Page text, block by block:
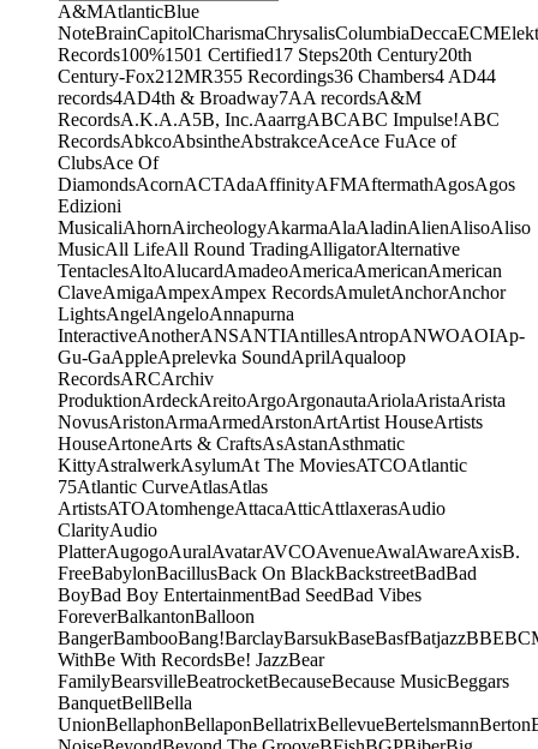
A&MAtlanticBlue
NoteBrainCapitolCharismaChrysalisColumbiaDeccaECM
Records100%1501 Certified17 Steps20th Century20th
Century-Fox21 2MR355 Recordings36 Chambers4 AD44
records4AD4th & Broadway7AA recordsA&M
RecordsA.K.A.A5B, Inc.AaarrgABCABC Impulse!ABC
RecordsAbkcoAbsintheAbstrakceAceAce FuAce of
ClubsAce Of
DiamondsAcornACTAdaAffinityAFMAftermathAgosAgos
Edizioni
MusicaliAhornAircheologyAkarmaAlaAladinAlienAlisoAliso
MusicAll LifeAll Round TradingAlligatorAlternative
TentaclesAltoAlucardAmadeoAmericaAmericanAmerican
ClaveAmigaAmpexAmpex RecordsAmuletAnchorAnchor
LightsAngelAngeloAnnapurna
InteractiveAnotherANSANTIAntillesAntropANWOAOIAp-
Gu-GaAppleAprelevka SoundAprilAqualoop
RecordsARCArchiv
ProduktionArdeckAreitoArgoArgonautaAriolaAristaArista
NovusAristonArmaArmedArstonArtArtist HouseArtists
HouseArtoneArts & CraftsAsAstanAsthmatic
KittyAstralwerkAsylumAt The MoviesATCOAtlantic
75Atlantic CurveAtlasAtlas
ArtistsATOAtomhengeAttacaAtticAttlaxerasAudio
ClarityAudio
PlatterAugogoAuralAvatarAVCOAvenueAwalAwareAxisB.
FreeBabylonBacillusBack On BlackBackstreetBadBad
BoyBad Boy EntertainmentBad SeedBad Vibes
ForeverBalkantonBalloon
BangerBambooBang!BarclayBarsukBaseBasfBatjazzBBE
WithBe With RecordsBe! JazzBear
FamilyBearsvilleBeatrocketBecauseBecause MusicBeggars
BanquetBellBella
UnionBellaphonBellaponBellatrixBellevueBertelsmannBerton